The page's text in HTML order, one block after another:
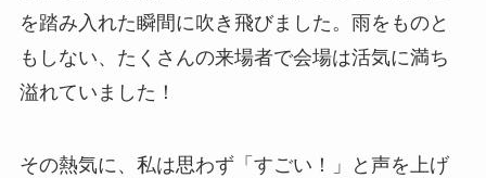
を踏み入れた瞬間に吹き飛びました。雨をものと
もしない、たくさんの来場者で会場は活気に満ち
溢れていました！
その熱気に、私は思わず「すごい！」と声を上げ